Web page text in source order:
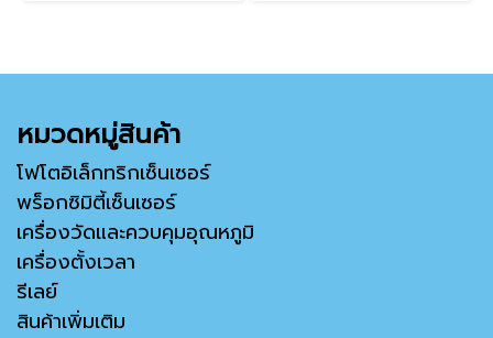
หมวดหมู่สินค้า
โฟโตอิเล็กทริกเซ็นเซอร์
พร็อกซิมิตี้เซ็นเซอร์
เครื่องวัดและควบคุมอุณหภูมิ
เครื่องตั้งเวลา
รีเลย์
สินค้าเพิ่มเติม